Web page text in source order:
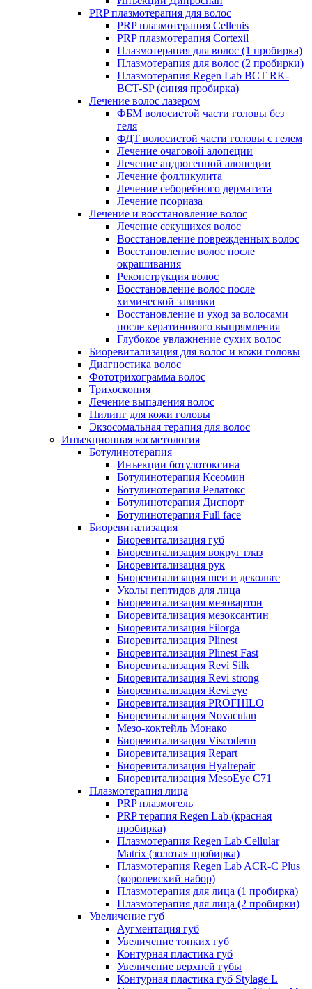
PRP плазмотерапия для волос
PRP плазмотерапия Cellenis
PRP плазмотерапия Cortexil
Плазмотерапия для волос (1 пробирка)
Плазмотерапия для волос (2 пробирки)
Плазмотерапия Regen Lab BCT RK-
BCT-SP (синяя пробирка)
Лечение волос лазером
ФБМ волосистой части головы без
геля
ФДТ волосистой части головы с гелем
Лечение очаговой алопеции
Лечение андрогенной алопеции
Лечение фолликулита
Лечение себорейного дерматита
Лечение псориаза
Лечение и восстановление волос
Лечение секущихся волос
Восстановление поврежденных волос
Восстановление волос после
окрашивания
Реконструкция волос
Восстановление волос после
химической завивки
Восстановление и уход за волосами
после кератинового выпрямления
Глубокое увлажнение сухих волос
Биоревитализация для волос и кожи головы
Диагностика волос
Фототрихограмма волос
Трихоскопия
Лечение выпадения волос
Пилинг для кожи головы
Экзосомальная терапия для волос
Инъекционная косметология
Ботулинотерапия
Инъекции ботулотоксина
Ботулинотерапия Ксеомин
Ботулинотерапия Релатокс
Ботулинотерапия Диспорт
Ботулинотерапия Full face
Биоревитализация
Биоревитализация губ
Биоревитализация вокруг глаз
Биоревитализация рук
Биоревитализация шеи и декольте
Уколы пептидов для лица
Биоревитализация мезовартон
Биоревитализация мезоксантин
Биоревитализация Filorga
Биоревитализация Plinest
Биоревитализация Plinest Fast
Биоревитализация Revi Silk
Биоревитализация Revi strong
Биоревитализация Revi eye
Биоревитализация PROFHILO
Биоревитализация Novacutan
Мезо-коктейль Монако
Биоревитализация Viscoderm
Биоревитализация Repart
Биоревитализация Hyalrepair
Биоревитализация MesoEye C71
Плазмотерапия лица
PRP плазмогель
PRP терапия Regen Lab (красная
пробирка)
Плазмотерапия Regen Lab Cellular
Matrix (золотая пробирка)
Плазмотерапия Regen Lab ACR-C Plus
(королевский набор)
Плазмотерапия для лица (1 пробирка)
Плазмотерапия для лица (2 пробирки)
Увеличение губ
Аугментация губ
Увеличение тонких губ
Контурная пластика губ
Увеличение верхней губы
Контурная пластика губ Stylage L